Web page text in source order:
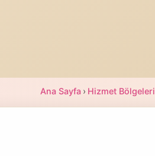
Ana Sayfa › Hizmet Bölgeleri